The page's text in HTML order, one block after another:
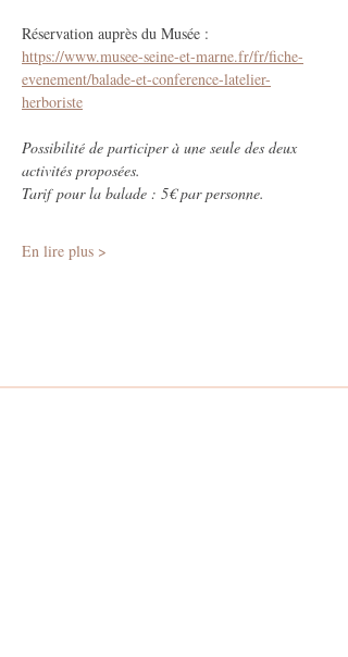
Réservation auprès du Musée :
https://www.musee-seine-et-marne.fr/fr/fiche-
evenement/balade-et-conference-latelier-
herboriste
Possibilité de participer à une seule des deux
activités proposées.
Tarif pour la balade : 5€ par personne.
En lire plus >